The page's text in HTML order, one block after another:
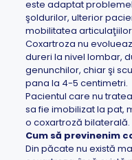
este adaptat
şoldurilor, ulterior
mobilitatea
Coxartroza nu
dureri la nivel lombar,
genunchilor, chiar şi
pana la 4-5 centimetri.
Pacientul care nu
sa fie imobilizat la pat,
o coxartroză bilaterală.
Cum să previnenim
Din păcate nu există